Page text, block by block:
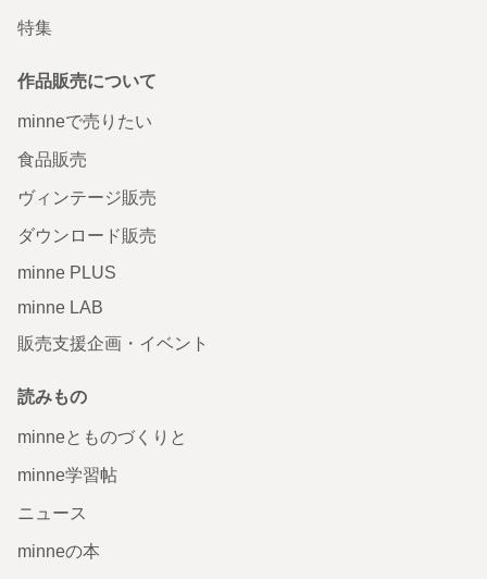
特集
作品販売について
minneで売りたい
食品販売
ヴィンテージ販売
ダウンロード販売
minne PLUS
minne LAB
販売支援企画・イベント
読みもの
minneとものづくりと
minne学習帖
ニュース
minneの本